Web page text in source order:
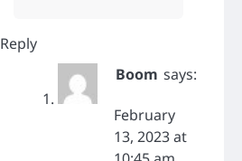
Reply
Boom says:
February
13, 2023 at